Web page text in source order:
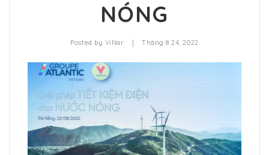
NÓNG
Posted by ViNar | Tháng 8 24, 2022